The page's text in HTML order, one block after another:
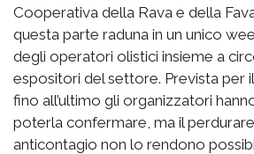
Cooperativa della Rava e della
questa parte raduna in un unico
degli operatori olistici insieme a
espositori del settore. Prevista per il
fino all’ultimo gli organizzatori
poterla confermare, ma il
anticontagio non lo rendono